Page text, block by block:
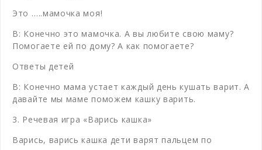
Это …..мамочка моя!
В: Конечно это мамочка. А вы любите свою маму?
Помогаете ей по дому? А как помогаете?
Ответы детей
В: Конечно мама устает каждый день кушать варит. А
давайте мы маме поможем кашку варить.
3. Речевая игра «Варись кашка»
Варись, варись кашка дети варят пальцем по